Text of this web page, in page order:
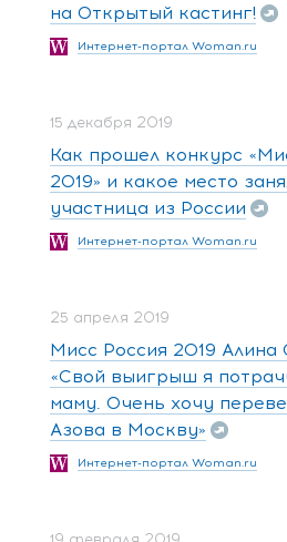
на Открытый кастинг!
Интернет-портал Woman.ru
15 декабря 2019
Как прошел конкурс
2019» и какое место
участница из России
Интернет-портал Woman.ru
25 апреля 2019
Мисс Россия 2019 Алина
«Свой выигрыш я
маму. Очень хочу
Азова в Москву»
Интернет-портал Woman.ru